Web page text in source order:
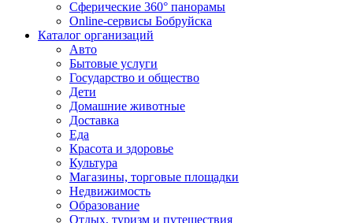
Сферические 360° панорамы
Online-сервисы Бобруйска
Каталог организаций
Авто
Бытовые услуги
Государство и общество
Дети
Домашние животные
Доставка
Еда
Красота и здоровье
Культура
Магазины, торговые площадки
Недвижимость
Образование
Отдых, туризм и путешествия